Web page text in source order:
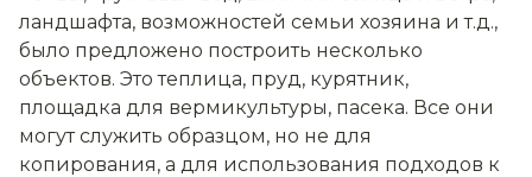
ландшафта, возможностей семьи хозяина и т.д.,
было предложено построить несколько
объектов. Это теплица, пруд, курятник,
площадка для вермикультуры, пасека. Все они
могут служить образцом, но не для
копирования, а для использования подходов к